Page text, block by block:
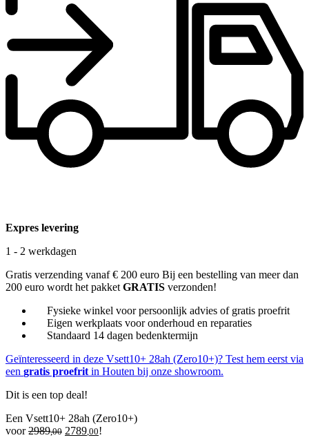
Expres levering
1 - 2 werkdagen
Gratis verzending vanaf € 200 euro Bij een bestelling van meer dan
200 euro wordt het pakket GRATIS verzonden!
Fysieke winkel voor persoonlijk advies of gratis proefrit
Eigen werkplaats voor onderhoud en reparaties
Standaard 14 dagen bedenktermijn
Geïnteresseerd in deze Vsett10+ 28ah (Zero10+)? Test hem eerst via
een gratis proefrit in Houten bij onze showroom.
Dit is een top deal!
Een Vsett10+ 28ah (Zero10+)
voor2989,00 Oorspronkelijke
2789 ,00Huidige
!